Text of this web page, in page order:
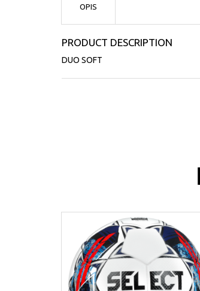
OPIS
PRODUCT DESCRIPTION
DUO SOFT